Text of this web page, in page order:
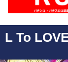
ダーク